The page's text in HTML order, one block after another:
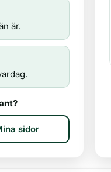
är.
sidor